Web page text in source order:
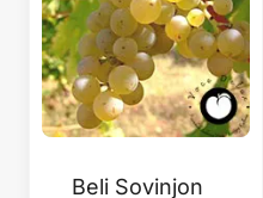
Beli Sovinjon